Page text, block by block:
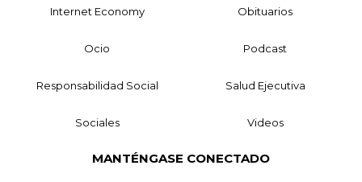
Internet Economy Obituarios
Ocio Podcast
Responsabilidad Social Salud Ejecutiva
Sociales Videos
MANTÉNGASE CONECTADO